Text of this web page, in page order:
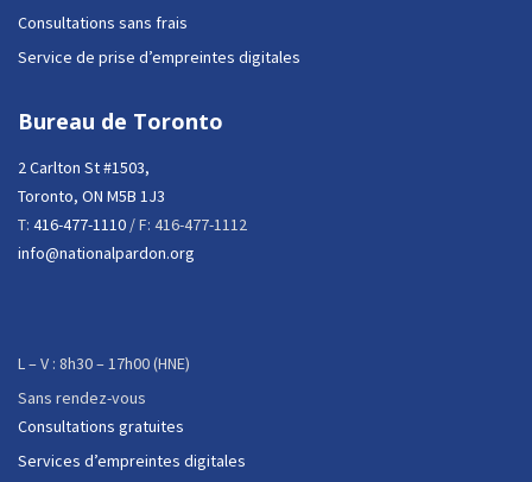
Consultations sans frais
Service de prise d’empreintes digitales
Bureau de Toronto
2 Carlton St #1503,
Toronto, ON M5B 1J3
T: 416-477-1110 / F: 416-477-1112
info@nationalpardon.org
L – V : 8h30 – 17h00 (HNE)
Sans rendez-vous
Consultations gratuites
Services d’empreintes digitales